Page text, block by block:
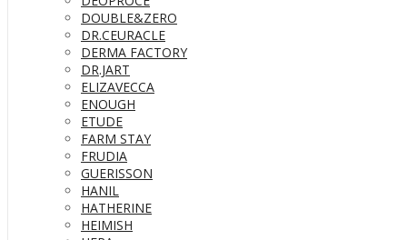
DOUBLE&ZERO
DR.CEURACLE
DERMA FACTORY
DR.JART
ELIZAVECCA
ENOUGH
ETUDE
FARM STAY
FRUDIA
GUERISSON
HANIL
HATHERINE
HEIMISH